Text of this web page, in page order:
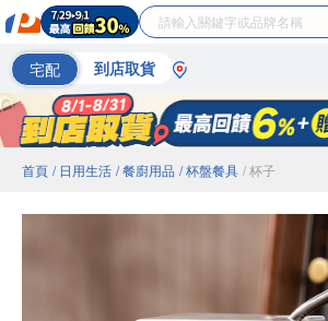
宅配 到店取貨
首頁 / 日用生活 / 餐廚用品 / 杯盤餐具 / 杯子